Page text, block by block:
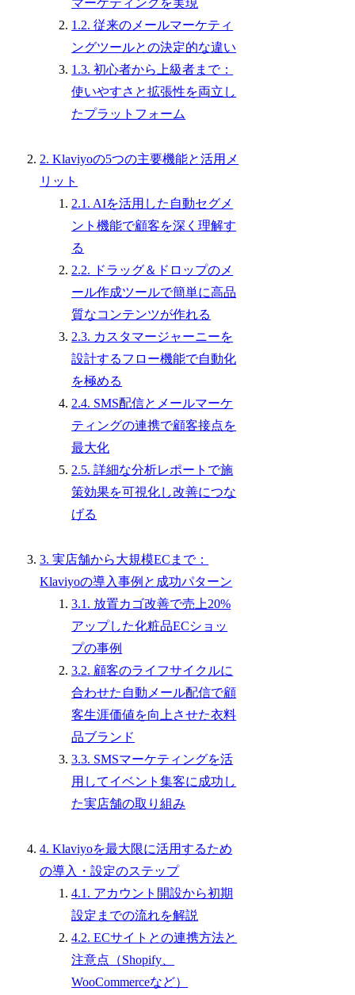
マーケティングを実現
1.2. 従来のメールマーケティ
ングツールとの決定的な違い
1.3. 初心者から上級者まで：
使いやすさと拡張性を両立し
たプラットフォーム
2. Klaviyoの5つの主要機能と活用メ
リット
2.1. AIを活用した自動セグメ
ント機能で顧客を深く理解す
る
2.2. ドラッグ＆ドロップのメ
ール作成ツールで簡単に高品
質なコンテンツが作れる
2.3. カスタマージャーニーを
設計するフロー機能で自動化
を極める
2.4. SMS配信とメールマーケ
ティングの連携で顧客接点を
最大化
2.5. 詳細な分析レポートで施
策効果を可視化し改善につな
げる
3. 実店舗から大規模ECまで：
Klaviyoの導入事例と成功パターン
3.1. 放置カゴ改善で売上20%
アップした化粧品ECショッ
プの事例
3.2. 顧客のライフサイクルに
合わせた自動メール配信で顧
客生涯価値を向上させた衣料
品ブランド
3.3. SMSマーケティングを活
用してイベント集客に成功し
た実店舗の取り組み
4. Klaviyoを最大限に活用するため
の導入・設定のステップ
4.1. アカウント開設から初期
設定までの流れを解説
4.2. ECサイトとの連携方法と
注意点（Shopify、
WooCommerceなど）